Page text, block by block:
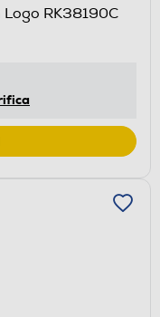
RK38190C